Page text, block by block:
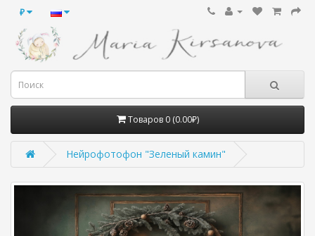
₽
Товаров 0 (0.00₽)
Нейрофотофон "Зеленый камин"